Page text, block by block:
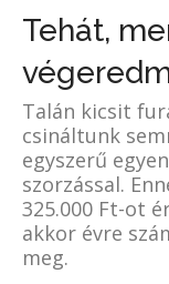
Tehát,
Talán kicsit
csináltunk
egyszerű
szorzással.
325.000 Ft-ot
akkor évre
meg.